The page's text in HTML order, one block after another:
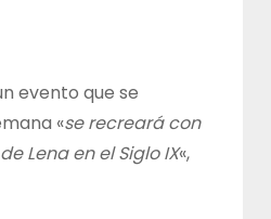
evento que se
«se recreará con
Lena en el Siglo IX«,